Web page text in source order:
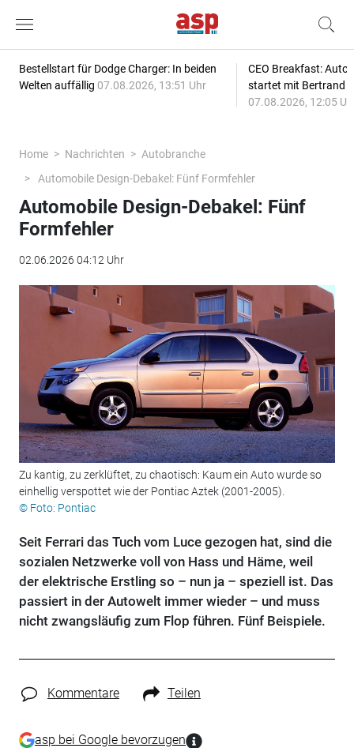
Bestellstart für Dodge Charger: In beiden
Welten auffällig 07.08.2026, 13:51 Uhr
CEO Breakfast:
startet mit Bertrand
07.08.2026, 12:05
Home Nachrichten
Autobranche
Automobile Design-Debakel: Fünf Formfehler
Automobile Design-Debakel: Fünf
Formfehler
02.06.2026 04:12 Uhr
Zu kantig, zu zerklüftet, zu chaotisch: Kaum ein Auto wurde so
einhellig verspottet wie der Pontiac Aztek (2001-2005).
© Foto: Pontiac
Seit Ferrari das Tuch vom Luce gezogen hat, sind die
sozialen Netzwerke voll von Hass und Häme, weil
der elektrische Erstling so – nun ja – speziell ist. Das
passiert in der Autowelt immer wieder – und muss
nicht zwangsläufig zum Flop führen. Fünf Beispiele.
Kommentare Teilen
asp bei Google bevorzugen